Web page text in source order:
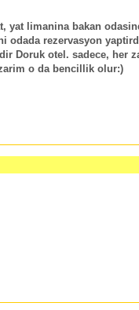
yat limanina bakan
odada rezervasyon
Doruk otel. sadece, her
o da bencillik olur:)